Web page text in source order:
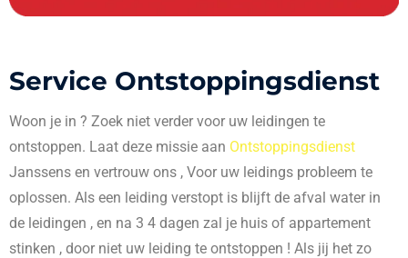
Service Ontstoppingsdienst
Woon je in ? Zoek niet verder voor uw leidingen te
ontstoppen. Laat deze missie aan Ontstoppingsdienst
Janssens en vertrouw ons , Voor uw leidings probleem te
oplossen. Als een leiding verstopt is blijft de afval water in
de leidingen , en na 3 4 dagen zal je huis of appartement
stinken , door niet uw leiding te ontstoppen ! Als jij het zo